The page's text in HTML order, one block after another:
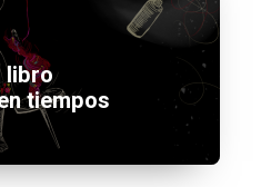
libro
tiempos